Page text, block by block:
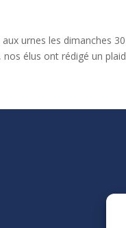
urnes les dimanches
élus ont rédigé un